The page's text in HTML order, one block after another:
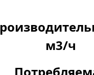
м3/ч